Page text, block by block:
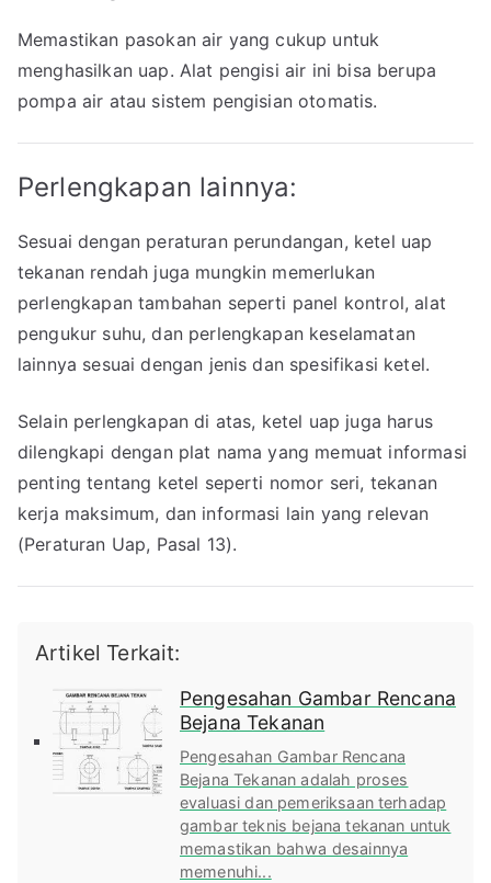
Memastikan pasokan air yang cukup untuk
menghasilkan uap. Alat pengisi air ini bisa berupa
pompa air atau sistem pengisian otomatis.
Perlengkapan lainnya:
Sesuai dengan peraturan perundangan, ketel uap
tekanan rendah juga mungkin memerlukan
perlengkapan tambahan seperti panel kontrol, alat
pengukur suhu, dan perlengkapan keselamatan
lainnya sesuai dengan jenis dan spesifikasi ketel.
Selain perlengkapan di atas, ketel uap juga harus
dilengkapi dengan plat nama yang memuat informasi
penting tentang ketel seperti nomor seri, tekanan
kerja maksimum, dan informasi lain yang relevan
(Peraturan Uap, Pasal 13).
Artikel Terkait:
Pengesahan Gambar Rencana
Bejana Tekanan
Pengesahan Gambar Rencana
Bejana Tekanan adalah proses
evaluasi dan pemeriksaan terhadap
gambar teknis bejana tekanan untuk
memastikan bahwa desainnya
memenuhi...